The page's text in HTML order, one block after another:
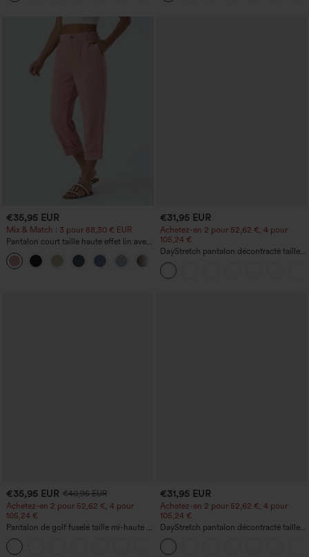
€35,95 EUR
Mix & Match : 3 pour 88,30 € EUR
Pantalon court taille haute effet lin avec
poche zippée
€31,95 EUR
Achetez-en 2 pour 52,62 €, 4 pour
105,24 €
DayStretch pantalon décontracté taille
haute avec poches et coupe droite
€35,95 EUR €40,95 EUR
Achetez-en 2 pour 52,62 €, 4 pour
105,24 €
Pantalon de golf fuselé taille mi-haute à
cordon, ourlet incurvé, séchage rapide,
avec poches — UPF40+
€31,95 EUR
Achetez-en 2 pour 52,62 €, 4 pour
105,24 €
DayStretch pantalon décontracté taille
haute à jambe en forme de tonneau
avec poches